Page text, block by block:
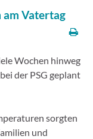
am Vatertag
Wochen hinweg
der PSG geplant
sorgten
und